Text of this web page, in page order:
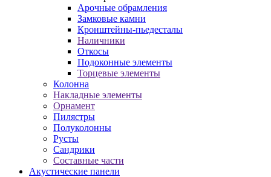
Арочные обрамления
Замковые камни
Кронштейны-пьедесталы
Наличники
Откосы
Подоконные элементы
Торцевые элементы
Колонна
Накладные элементы
Орнамент
Пилястры
Полуколонны
Русты
Сандрики
Составные части
Акустические панели